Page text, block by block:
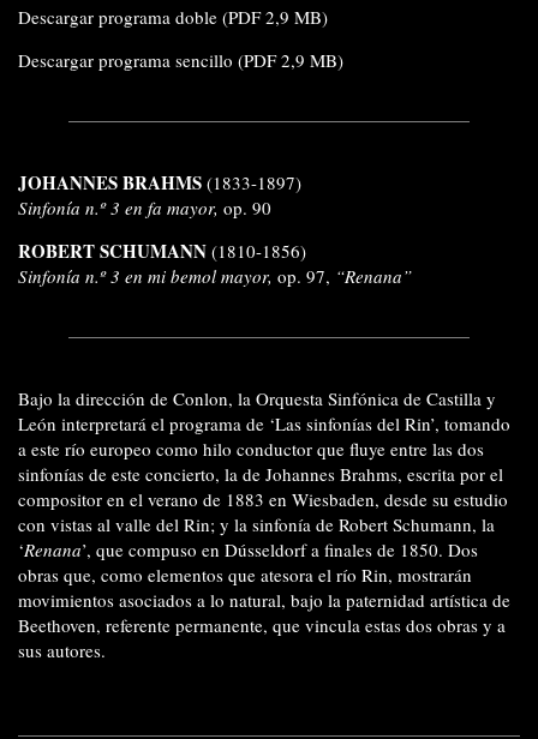
Descargar programa doble (PDF 2,9 MB)
Descargar programa sencillo (PDF 2,9 MB)
JOHANNES BRAHMS (1833-1897)
Sinfonía n.º 3 en fa mayor, op. 90
ROBERT SCHUMANN (1810-1856)
Sinfonía n.º 3 en mi bemol mayor, op. 97, “Renana”
Bajo la dirección de Conlon, la Orquesta Sinfónica de Castilla y
León interpretará el programa de ‘Las sinfonías del Rin’, tomando
a este río europeo como hilo conductor que fluye entre las dos
sinfonías de este concierto, la de Johannes Brahms, escrita por el
compositor en el verano de 1883 en Wiesbaden, desde su estudio
con vistas al valle del Rin; y la sinfonía de Robert Schumann, la
‘Renana’, que compuso en Dússeldorf a finales de 1850. Dos
obras que, como elementos que atesora el río Rin, mostrarán
movimientos asociados a lo natural, bajo la paternidad artística de
Beethoven, referente permanente, que vincula estas dos obras y a
sus autores.